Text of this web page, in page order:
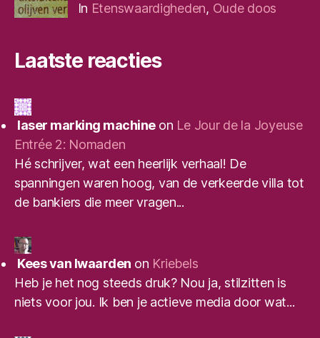
In Etenswaardigheden, Oude doos
Laatste reacties
laser marking machineon Le Jour de la Joyeuse
Entrée 2: Nomaden
Hé schrijver, wat een heerlijk verhaal! De
spanningen waren hoog, van de verkeerde villa tot
de bankiers die meer vragen...
Kees van Iwaarden on Kriebels
Heb je het nog steeds druk? Nou ja, stilzitten is
niets voor jou. Ik ben je actieve media door wat...